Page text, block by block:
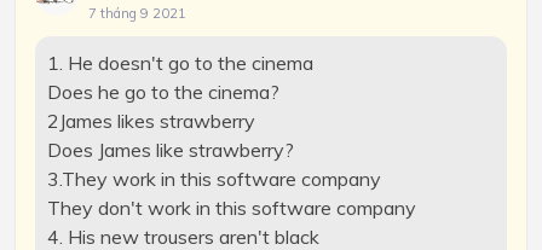
7 tháng 9 2021
1. He doesn't go to the cinema
Does he go to the cinema?
2James likes strawberry
Does James like strawberry?
3.They work in this software company
They don't work in this software company
4. His new trousers aren't black